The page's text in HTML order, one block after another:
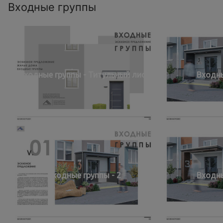
Входные группы
Входные группы - Титульный лист
Входные группы - 2